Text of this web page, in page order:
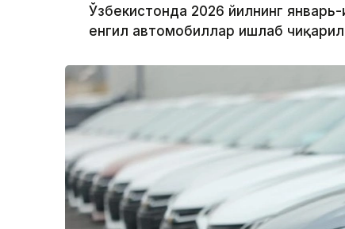
Ўзбекистонда 2026 йилнинг
енгил автомобиллар ишлаб